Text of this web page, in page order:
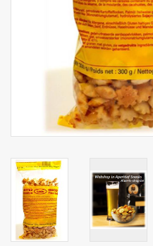
Rouleaux de caisse thermiques
Produits d'hygiène
Cadeaux d'entreprise
Matériel d'emballage
Fournitures de bureau